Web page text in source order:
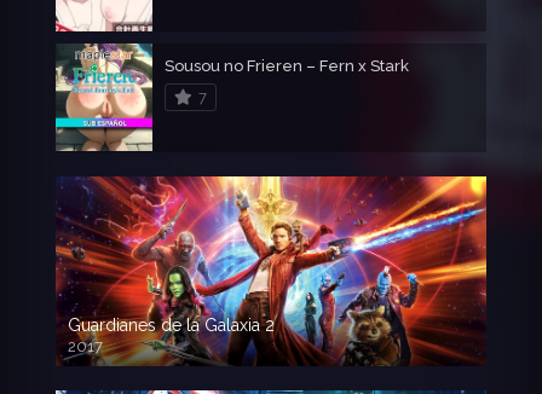
Sousou no Frieren – Fern x Stark
7
Guardianes de la Galaxia 2
2017
720p HD